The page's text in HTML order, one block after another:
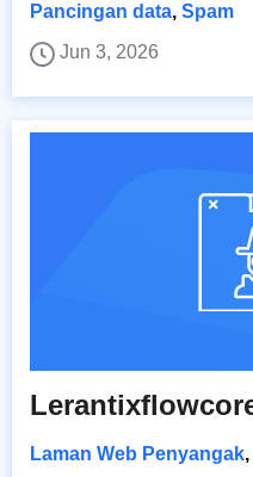
Pancingan data, Spam
Jun 3, 2026
Laman Web Penyangak,